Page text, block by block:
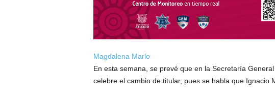
Magdalena Marlo
En esta semana, se prevé que en la Secretaría
celebre el cambio de titular, pues se habla que Ignacio